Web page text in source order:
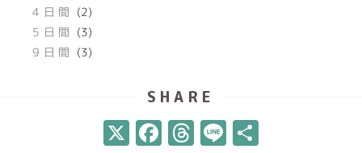
4日間 (2)
5日間 (3)
9日間 (3)
SHARE
X Facebook
Threads
Line